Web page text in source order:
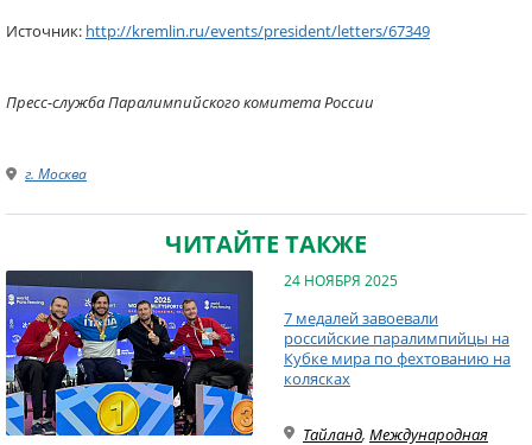
Источник: http://kremlin.ru/events/president/letters/67349
Пресс-служба Паралимпийского комитета России
г. Москва
ЧИТАЙТЕ ТАКЖЕ
24 НОЯБРЯ 2025
7 медалей завоевали
российские паралимпийцы на
Кубке мира по фехтованию на
колясках
Тайланд, Международная